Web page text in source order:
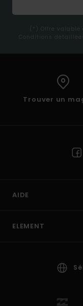
(*) Offre
Conditions
Trouver un
AIDE
ELEMENT